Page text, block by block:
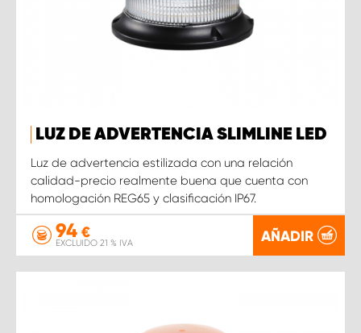
LUZ DE ADVERTENCIA SLIMLINE LED
Luz de advertencia estilizada con una relación
calidad-precio realmente buena que cuenta con
homologación REG65 y clasificación IP67.
94 €
EXCLUIDO 21 % IVA AÑADIR